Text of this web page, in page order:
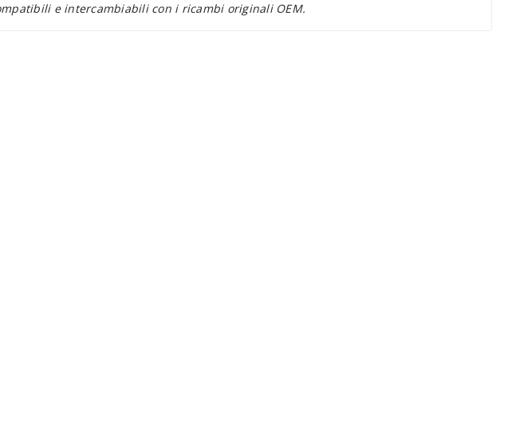
e intercambiabili con i ricambi originali OEM.